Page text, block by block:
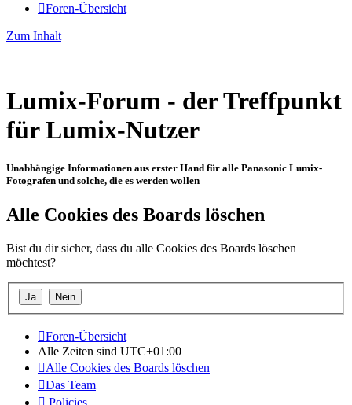
Foren-Übersicht
Zum Inhalt
Lumix-Forum - der Treffpunkt
für Lumix-Nutzer
Unabhängige Informationen aus erster Hand für alle Panasonic Lumix-
Fotografen und solche, die es werden wollen
Alle Cookies des Boards löschen
Bist du dir sicher, dass du alle Cookies des Boards löschen
möchtest?
Foren-Übersicht
Alle Zeiten sind UTC+01:00
Alle Cookies des Boards löschen
Das Team
Policies